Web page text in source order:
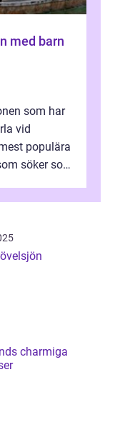
med barn
som har
vid
populära
söker sol,
charmiga